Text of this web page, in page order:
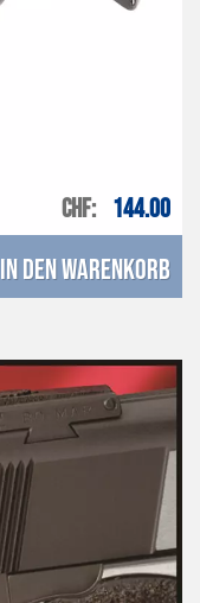
CHF 144.00
in den Warenkorb